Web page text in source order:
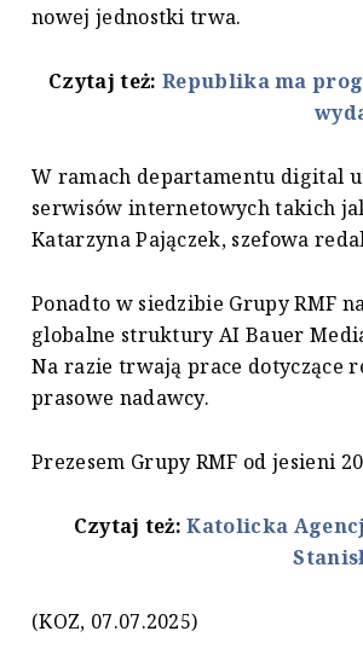
nowej jednostki trwa.
Czytaj też: Republika ma
W ramach departamentu digital
serwisów internetowych takich
Katarzyna Pajączek, szefowa
Ponadto w siedzibie Grupy RMF
globalne struktury AI Bauer
Na razie trwają prace dotyczące
prasowe nadawcy.
Prezesem Grupy RMF od jesieni
Czytaj też:Katolicka
(KOZ, 07.07.2025)